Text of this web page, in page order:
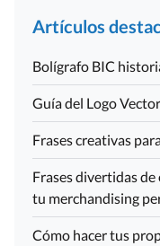
Artículos
Bolígrafo BIC
Guía del Logo
Frases creativas
Frases divertidas
tu merchandising
Cómo hacer tus